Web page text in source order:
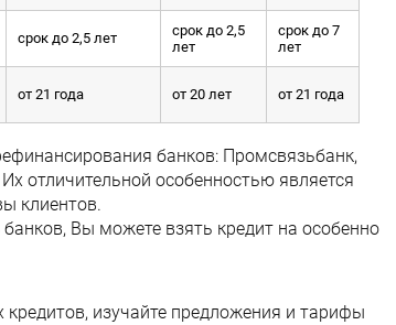
срок до 2,5 лет
срок до 2,5
лет
срок до 7
лет
от 21 года от 20 лет от 21 года
банков: Промсвязьбанк,
отличительной особенностью является
клиентов.
Вы можете взять кредит на особенно
изучайте предложения и тарифы